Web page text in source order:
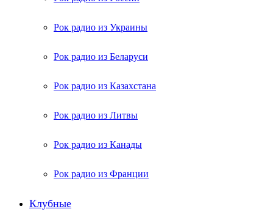
Рок радио из Украины
Рок радио из Беларуси
Рок радио из Казахстана
Рок радио из Литвы
Рок радио из Канады
Рок радио из Франции
Клубные